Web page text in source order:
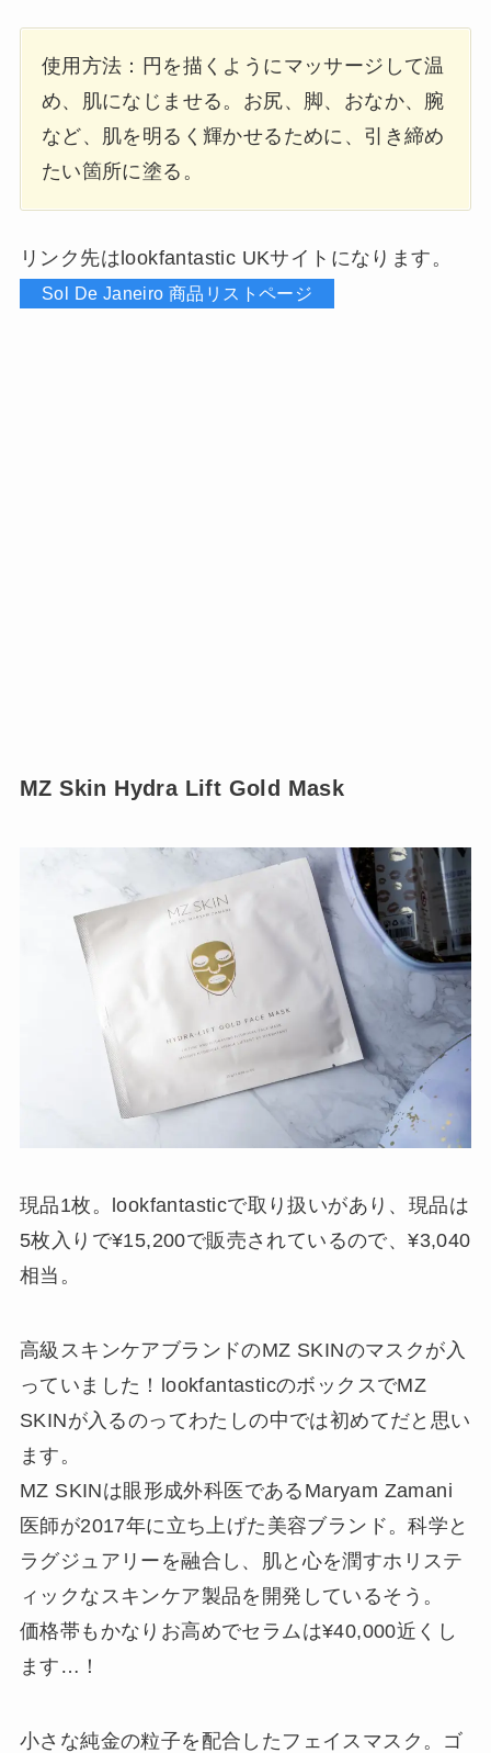
使用方法：円を描くようにマッサージして温
め、肌になじませる。お尻、脚、おなか、腕
など、肌を明るく輝かせるために、引き締め
たい箇所に塗る。
リンク先はlookfantastic UKサイトになります。
Sol De Janeiro 商品リストページ
MZ Skin Hydra Lift Gold Mask
現品1枚。lookfantasticで取り扱いがあり、現品は
5枚入りで¥15,200で販売されているので、¥3,040
相当。
高級スキンケアブランドのMZ SKINのマスクが入
っていました！lookfantasticのボックスでMZ
SKINが入るのってわたしの中では初めてだと思い
ます。
MZ SKINは眼形成外科医であるMaryam Zamani
医師が2017年に立ち上げた美容ブランド。科学と
ラグジュアリーを融合し、肌と心を潤すホリステ
ィックなスキンケア製品を開発しているそう。
価格帯もかなりお高めでセラムは¥40,000近くし
ます…！
小さな純金の粒子を配合したフェイスマスク。ゴ